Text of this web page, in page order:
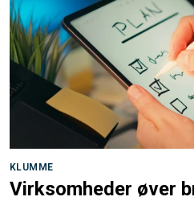
KLUMME
Virksomheder øver